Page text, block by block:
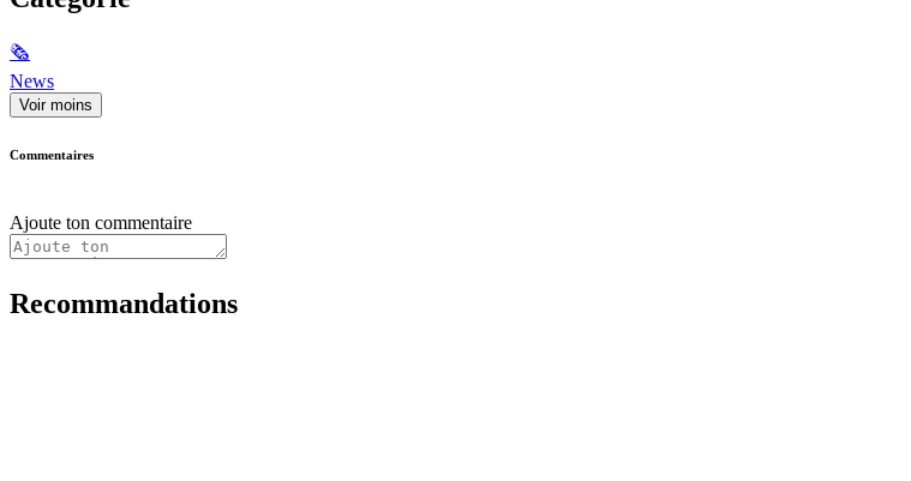
🗞
News
Voir moins
Commentaires
Ajoute ton commentaire
Recommandations